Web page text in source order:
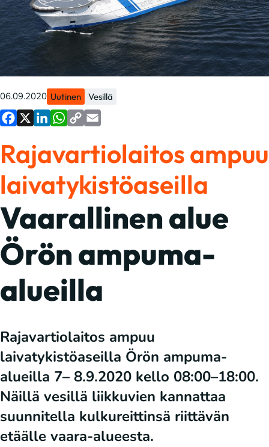
06.09.2020 Uutinen Vesillä
Link
Rajavartiolaitos ampuu
laivatykistöaseilla
Vaarallinen alue
Örön ampuma-
alueilla
Rajavartiolaitos ampuu
laivatykistöaseilla Örön ampuma-
alueilla 7– 8.9.2020 kello 08:00–18:00.
Näillä vesillä liikkuvien kannattaa
suunnitella kulkureittinsä riittävän
etäälle vaara-alueesta.